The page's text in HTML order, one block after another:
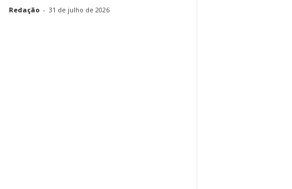
Redação - 31 de julho de 2026